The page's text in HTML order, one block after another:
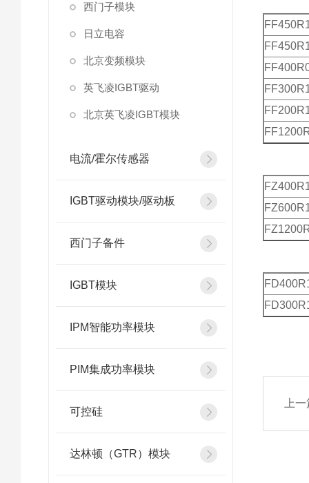
西门子模块
日立电容
北京变频模块
英飞凌IGBT驱动
北京英飞凌IGBT模块
电流/霍尔传感器
IGBT驱动模块/驱动板
西门子备件
IGBT模块
IPM智能功率模块
PIM集成功率模块
可控硅
达林顿（GTR）模块
上